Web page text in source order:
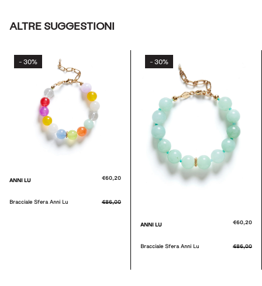
ALTRE SUGGESTIONI
- 30%
ANNI LU €60,20
Bracciale Sfera Anni Lu €86,00
- 30%
ANNI LU €60,20
Bracciale Sfera Anni Lu €86,00